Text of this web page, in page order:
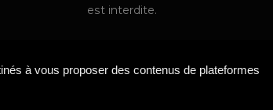
est interdite.
à vous proposer des contenus de plateformes